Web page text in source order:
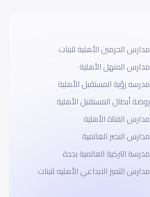
مدارس الحرمين الأهلية للبنات
مدارس المنهل الأهلية
مدرسه رؤية المستقبل الأهلية
روضة أبطال المستقبل الأهلية
مدارس الفتاة الأهلية
مدارس النصر العالمية
مدرسة التركية العالمية بجدة
مدارس التميز الابداعي الأهليه للبنات